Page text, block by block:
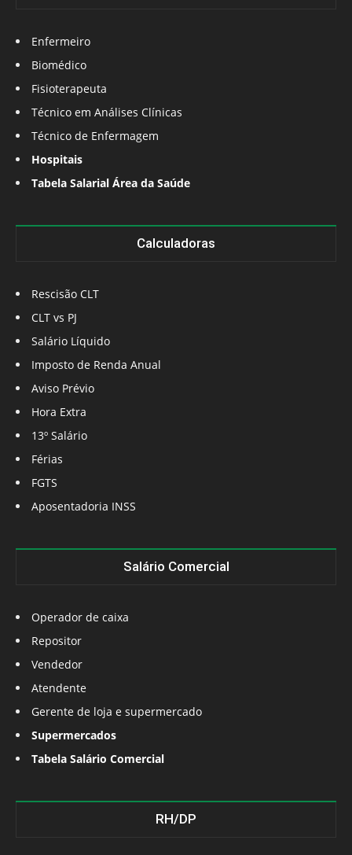
Enfermeiro
Biomédico
Fisioterapeuta
Técnico em Análises Clínicas
Técnico de Enfermagem
Hospitais
Tabela Salarial Área da Saúde
Calculadoras
Rescisão CLT
CLT vs PJ
Salário Líquido
Imposto de Renda Anual
Aviso Prévio
Hora Extra
13º Salário
Férias
FGTS
Aposentadoria INSS
Salário Comercial
Operador de caixa
Repositor
Vendedor
Atendente
Gerente de loja e supermercado
Supermercados
Tabela Salário Comercial
RH/DP